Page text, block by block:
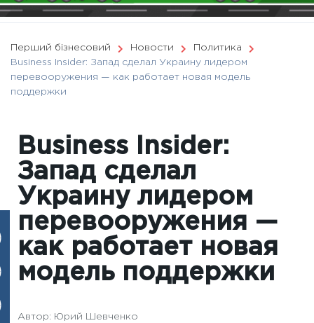
Перший бізнесовий Новости
Политика
Business Insider: Запад сделал Украину лидером
перевооружения — как работает новая модель
поддержки
Business Insider:
Запад сделал
Украину лидером
перевооружения —
как работает новая
модель поддержки
Автор: Юрий Шевченко